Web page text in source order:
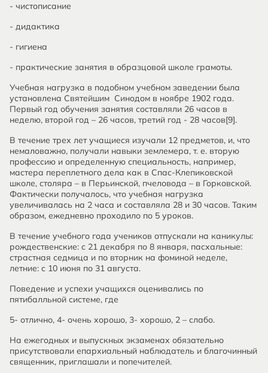
- чистописание
- дидактика
- гигиена
- практические занятия в образцовой школе грамоты.
Учебная нагрузка в подобном учебном заведении была
установлена Святейшим Синодом в ноябре 1902 года.
Первый год обучения занятия составляли 26 часов в
неделю, второй год – 26 часов, третий год - 28 часов[9].
В течение трех лет учащиеся изучали 12 предметов, и, что
немаловажно, получали навыки землемера, т. е. вторую
профессию и определенную специальность, например,
мастера переплетного дела как в Спас-Клепиковской
школе, столяра – в Перьинской, пчеловода – в Горковской.
Фактически получалось, что учебная нагрузка
увеличивалась на 2 часа и составляла 28 и 30 часов. Таким
образом, ежедневно проходило по 5 уроков.
В течение учебного года учеников отпускали на каникулы:
рождественские: с 21 декабря по 8 января, пасхальные:
страстная седмица и по вторник на фоминой неделе,
летние: с 10 июня по 31 августа.
Поведение и успехи учащихся оценивались по
пятибалльной системе, где
5- отлично, 4- очень хорошо, 3- хорошо, 2 – слабо.
На ежегодных и выпускных экзаменах обязательно
присутствовали епархиальный наблюдатель и благочинный
священник, приглашали и попечителей.